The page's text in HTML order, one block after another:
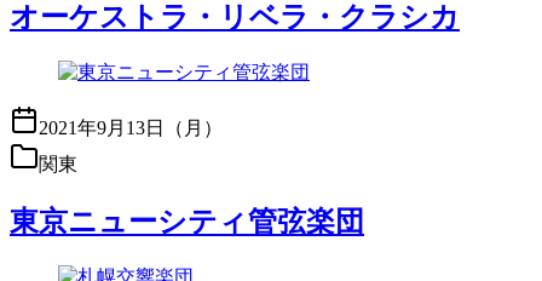
オーケストラ・リベラ・クラシカ
2021年9月13日（月）
関東
東京ニューシティ管弦楽団